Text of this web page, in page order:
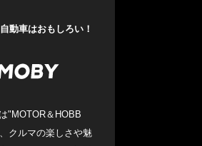
動車はおもしろい！
"MOTOR＆HOBB
クルマの楽しさや魅